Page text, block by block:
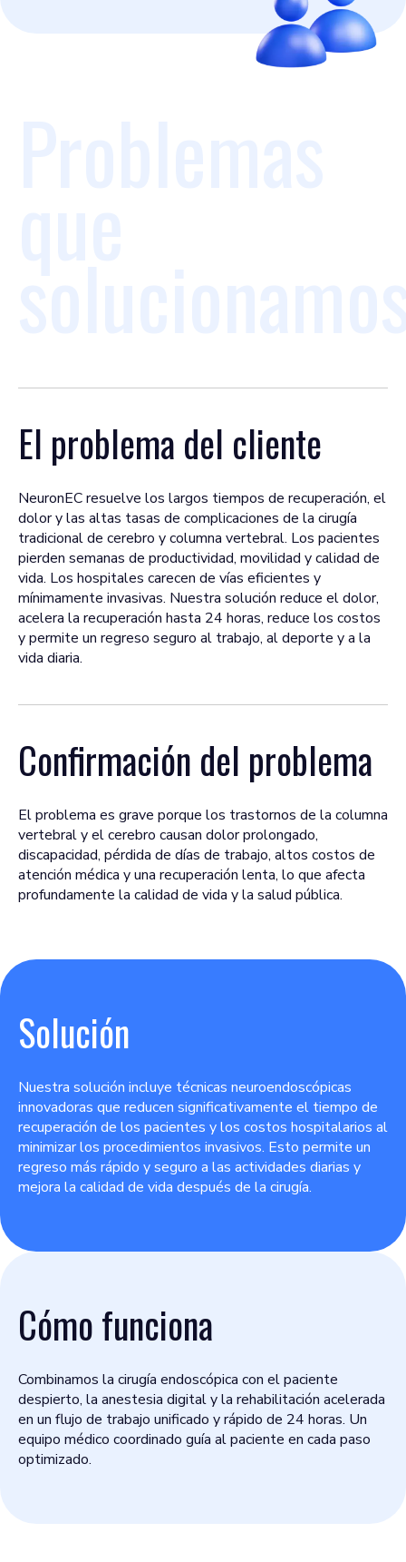
El problema del cliente
NeuronEC resuelve los largos tiempos de recuperación, el
dolor y las altas tasas de complicaciones de la cirugía
tradicional de cerebro y columna vertebral. Los pacientes
pierden semanas de productividad, movilidad y calidad de
vida. Los hospitales carecen de vías eficientes y
mínimamente invasivas. Nuestra solución reduce el dolor,
acelera la recuperación hasta 24 horas, reduce los costos
y permite un regreso seguro al trabajo, al deporte y a la
vida diaria.
Confirmación del problema
El problema es grave porque los trastornos de la columna
vertebral y el cerebro causan dolor prolongado,
discapacidad, pérdida de días de trabajo, altos costos de
atención médica y una recuperación lenta, lo que afecta
profundamente la calidad de vida y la salud pública.
Solución
Nuestra solución incluye técnicas neuroendoscópicas
innovadoras que reducen significativamente el tiempo de
recuperación de los pacientes y los costos hospitalarios al
minimizar los procedimientos invasivos. Esto permite un
regreso más rápido y seguro a las actividades diarias y
mejora la calidad de vida después de la cirugía.
Cómo funciona
Combinamos la cirugía endoscópica con el paciente
despierto, la anestesia digital y la rehabilitación acelerada
en un flujo de trabajo unificado y rápido de 24 horas. Un
equipo médico coordinado guía al paciente en cada paso
optimizado.